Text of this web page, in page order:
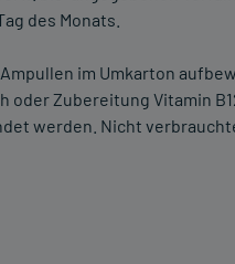
des Monats.
im Umkarton
oder Zubereitung Vitamin
werden. Nicht